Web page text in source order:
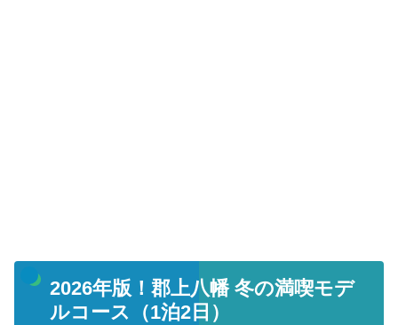
2026年版！郡上八幡 冬の満喫モデ
ルコース（1泊2日）